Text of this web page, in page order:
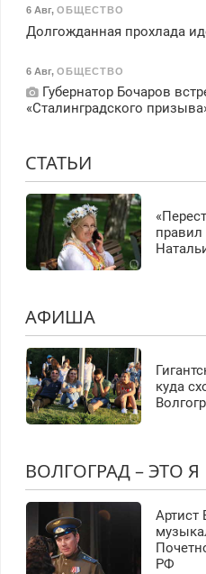
6 Авг, ОБЩЕСТВО
Долгожданная прохлада
6 Авг, ОБЩЕСТВО
Губернатор Бочаров
«Сталинградского
СТАТЬИ
правил
АФИША
куда
ВОЛГОГРАД – ЭТО Я
Артист
РФ